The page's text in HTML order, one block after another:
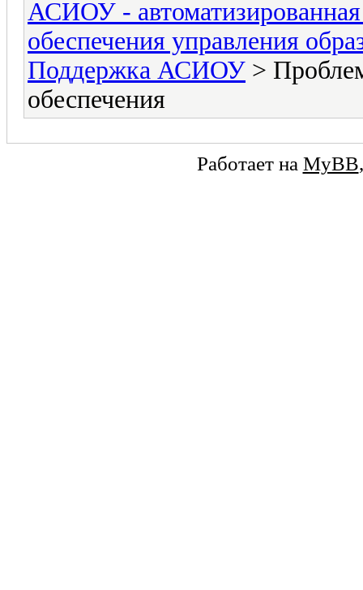
АСИОУ -
обеспечения управления
Поддержка АСИОУ >
обеспечения
Работает на MyBB